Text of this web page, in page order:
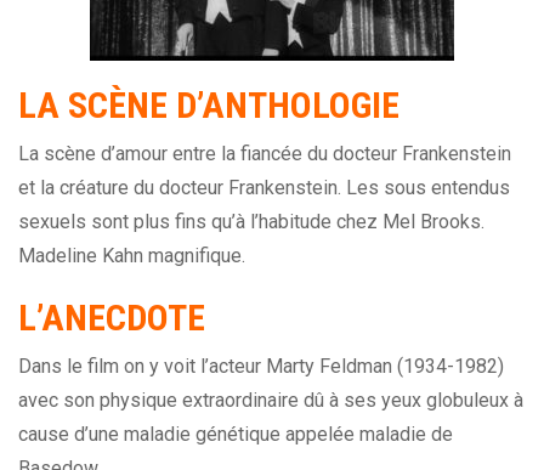
LA SCÈNE D’ANTHOLOGIE
La scène d’amour entre la fiancée du docteur Frankenstein
et la créature du docteur Frankenstein. Les sous entendus
sexuels sont plus fins qu’à l’habitude chez Mel Brooks.
Madeline Kahn magnifique.
L’ANECDOTE
Dans le film on y voit l’acteur Marty Feldman (1934-1982)
avec son physique extraordinaire dû à ses yeux globuleux à
cause d’une maladie génétique appelée maladie de